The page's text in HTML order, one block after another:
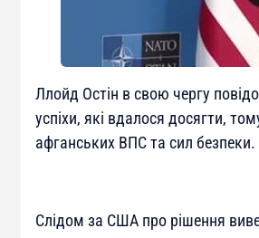
Ллойд Остін в свою чергу
успіхи, які вдалося досягти,
афганських ВПС та сил безпеки.
Слідом за США про рішення